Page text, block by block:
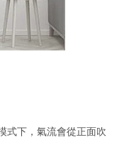
式下，氣流會從正面吹